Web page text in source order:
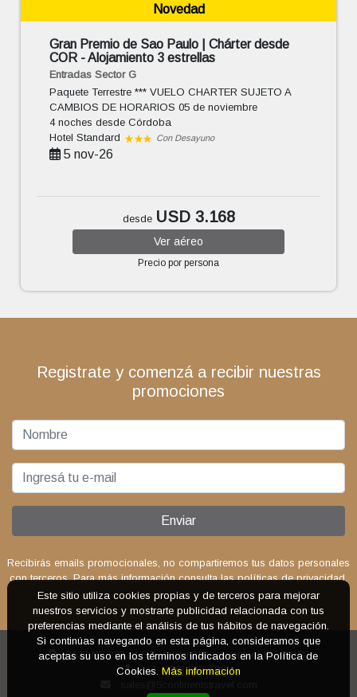
Novedad
Gran Premio de Sao Paulo | Chárter desde
COR - Alojamiento 3 estrellas
Entradas Sector G
Paquete Terrestre *** VUELO CHARTER SUJETO A
CAMBIOS DE HORARIOS 05 de noviembre
4 nochesdesde Córdoba
Hotel Standard
Con Desayuno
5 nov-26
desde USD 3.168
Ver aéreo
Precio por persona
Registrate y comenzá a recibir nuestras
promociones
Enviar
Recibirás emails promocionales, no compartiremos tus datos personales
con terceros. Para más información consulta las políticas de privacidad.
2627 NE 203 rd ST – suite 218 – Aventura FL. 33180
+1 (786) 553-6061
Este sitio utiliza cookies propias y de terceros para mejorar
nuestros servicios y mostrarte publicidad relacionada con tus
preferencias mediante el análisis de tus hábitos de navegación.
Si continúas navegando en esta página, consideramos que
aceptas su uso en los términos indicados en la Política de
Cookies. Más información